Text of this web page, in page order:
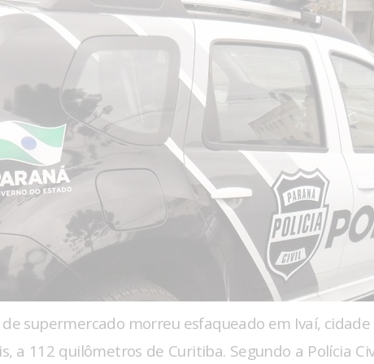
supermercado morreu esfaqueado em Ivaí, cidade
a 112 quilômetros de Curitiba. Segundo a Polícia